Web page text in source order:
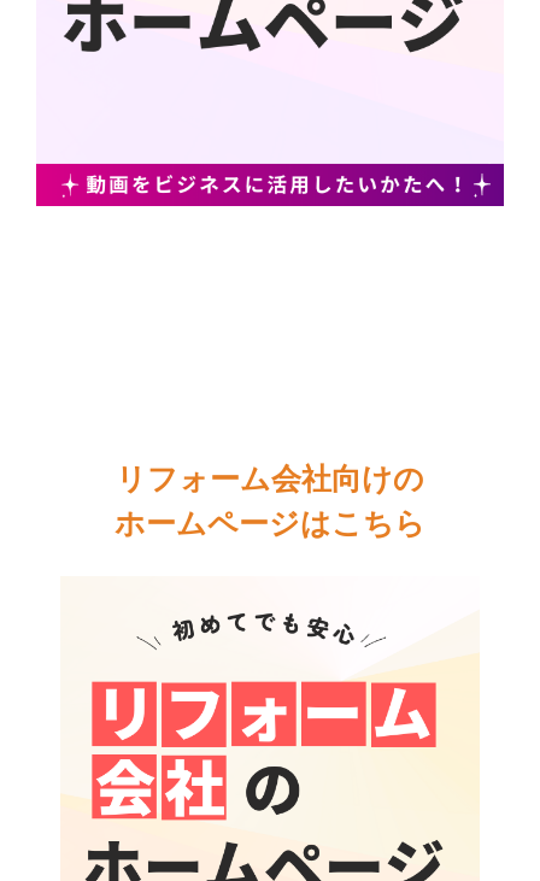
リフォーム会社向けの
ホームページはこちら